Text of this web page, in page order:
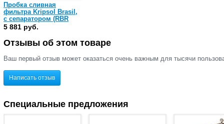
Пробка сливная
фильтра Kripsol Brasil,
с сепаратором (RBR
040.A)
5 881 руб.
Отзывы об этом товаре
Ваш первый отзыв может оказаться очень важным для тысячи
Написать отзыв
Специальные предложения